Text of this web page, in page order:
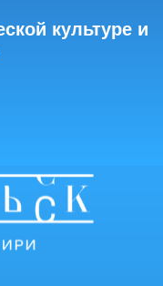
культуре и